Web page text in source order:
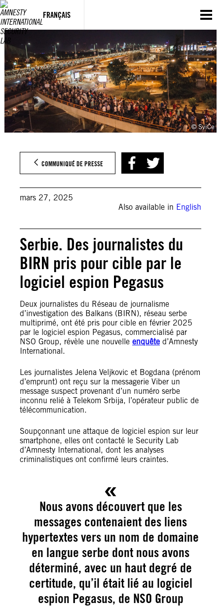
FRANÇAIS
Aller
au
contenu
© SviĆe
COMMUNIQUÉ DE PRESSE
mars 27, 2025
Also available in English
Serbie. Des journalistes du
BIRN pris pour cible par le
logiciel espion Pegasus
Deux journalistes du Réseau de journalisme
d’investigation des Balkans (BIRN), réseau serbe
multiprimé, ont été pris pour cible en février 2025
par le logiciel espion Pegasus, commercialisé par
NSO Group, révèle une nouvelle enquête d’Amnesty
International.
Les journalistes Jelena Veljkovic et Bogdana (prénom
d’emprunt) ont reçu sur la messagerie Viber un
message suspect provenant d’un numéro serbe
inconnu relié à Telekom Srbija, l’opérateur public de
télécommunication.
Soupçonnant une attaque de logiciel espion sur leur
smartphone, elles ont contacté le Security Lab
d’Amnesty International, dont les analyses
criminalistiques ont confirmé leurs craintes.
Nous avons découvert que les
messages contenaient des liens
hypertextes vers un nom de domaine
en langue serbe dont nous avons
déterminé, avec un haut degré de
certitude, qu’il était lié au logiciel
espion Pegasus, de NSO Group